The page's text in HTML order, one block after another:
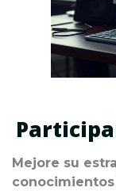
Mejore su